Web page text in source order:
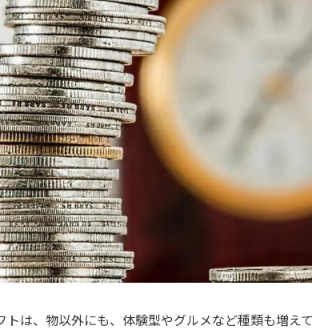
は、物以外にも、体験型やグルメなど種類も増えて